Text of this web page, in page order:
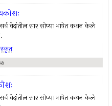
सर्व वेदांतील सार सोप्या भाषेत कथन केले
सर्व वेदांतील सार सोप्या भाषेत कथन केले